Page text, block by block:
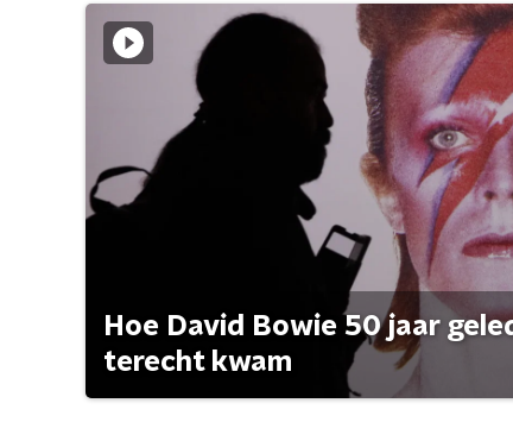
Hoe David Bowie 50 jaar
terecht kwam